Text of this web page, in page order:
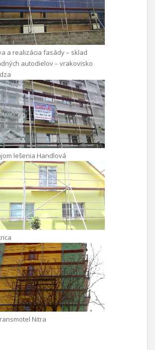
a realizácia fasády – sklad
autodielov – vrakovisko
lešenia Handlová
Nitra